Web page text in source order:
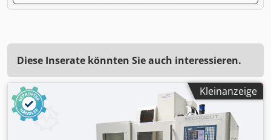
Diese Inserate könnten Sie auch interessieren.
Kleinanzeige